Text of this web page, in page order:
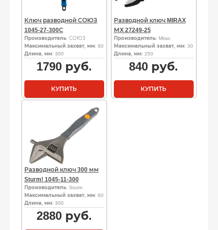
Ключ разводной СОЮЗ
1045-27-300С
Производитель: СОЮЗ
Максимальный захват, мм: 60
Длина, мм: 300
1790руб.
КУПИТЬ
Разводной ключ MIRAX
МХ 27249-25
Производитель: Mirax
Максимальный захват, мм: 30
Длина, мм: 250
840 руб.
КУПИТЬ
Разводной ключ 300 мм
Sturm! 1045-11-300
Производитель: Sturm
Максимальный захват, мм: 60
Длина, мм: 300
2880руб.